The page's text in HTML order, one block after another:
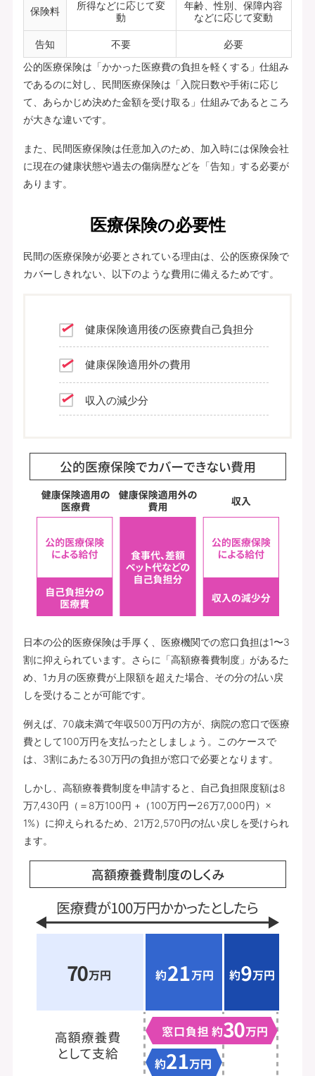
保険料
所得などに応じて変
動
年齢、性別、保障内容
などに応じて変動
告知 不要
必要
公的医療保険は「かかった医療費の負担を軽くする」仕組み
であるのに対し、民間医療保険は「入院日数や手術に応じ
て、あらかじめ決めた金額を受け取る」仕組みであるところ
が大きな違いです。
また、民間医療保険は任意加入のため、加入時には保険会社
に現在の健康状態や過去の傷病歴などを「告知」する必要が
あります。
医療保険の必要性
民間の医療保険が必要とされている理由は、公的医療保険で
カバーしきれない、以下のような費用に備えるためです。
健康保険適用後の医療費自己負担分
健康保険適用外の費用
収入の減少分
日本の公的医療保険は手厚く、医療機関での窓口負担は1〜3
割に抑えられています。さらに「高額療養費制度」があるた
め、1カ月の医療費が上限額を超えた場合、その分の払い戻
しを受けることが可能です。
例えば、70歳未満で年収500万円の方が、病院の窓口で医療
費として100万円を支払ったとしましょう。このケースで
は、3割にあたる30万円の負担が窓口で必要となります。
しかし、高額療養費制度を申請すると、自己負担限度額は8
万7,430円（＝8万100円 +（100万円ー26万7,000円）×
1%）に抑えられるため、21万2,570円の払い戻しを受けられ
ます。